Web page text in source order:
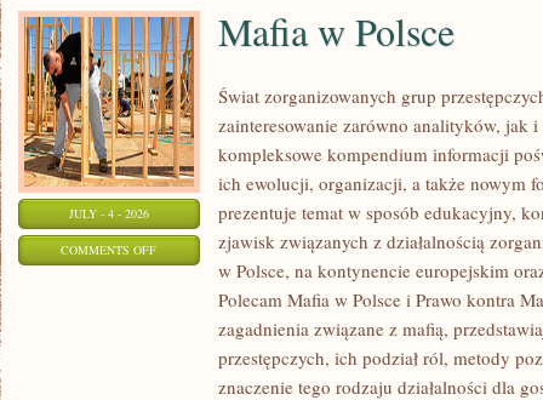
JULY - 4 - 2026
COMMENTS OFFON
Mafia w Polsce
Świat zorganizowanych grup
zainteresowanie zarówno analityków, jak
kompleksowe kompendium informacji
ich ewolucji, organizacji, a także nowym
prezentuje temat w sposób edukacyjny,
zjawisk związanych z działalnością
w Polsce, na kontynencie europejskim
Polecam Mafia w Polsce i Prawo kontra
zagadnienia związane z mafią,
przestępczych, ich podział ról, metody
znaczenie tego rodzaju działalności dla